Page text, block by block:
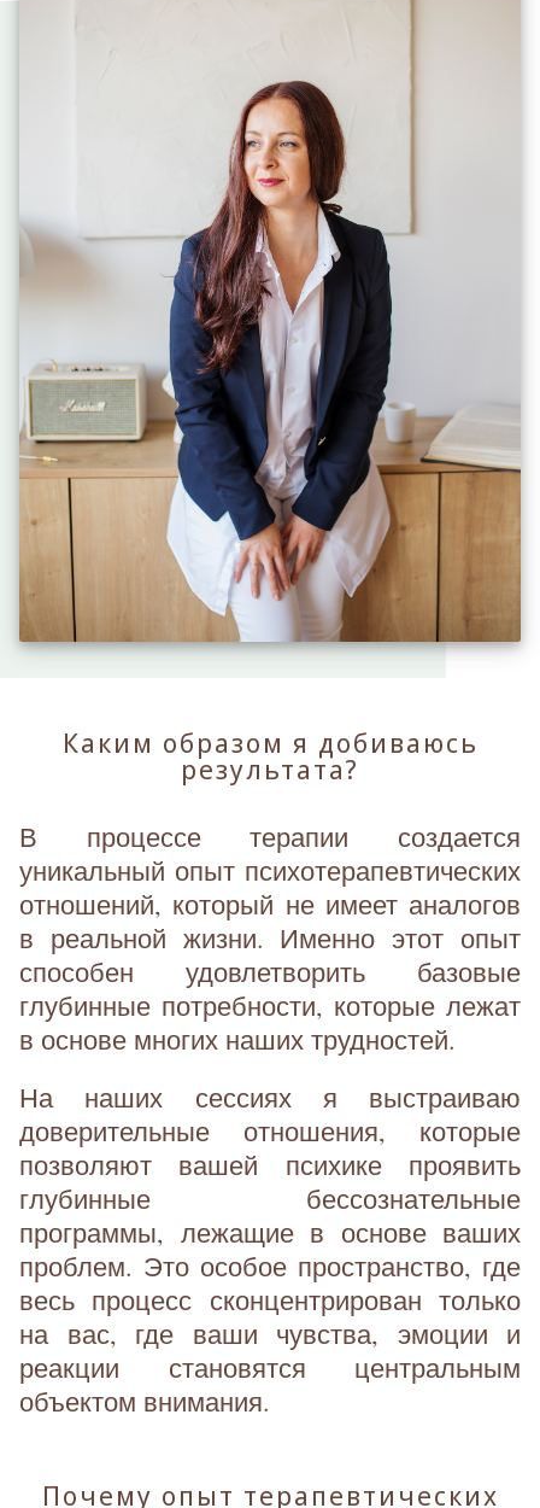
Каким образом я добиваюсь
результата?
В процессе терапии создается
уникальный опыт психотерапевтических
отношений, который не имеет аналогов
в реальной жизни. Именно этот опыт
способен удовлетворить базовые
глубинные потребности, которые лежат
в основе многих наших трудностей.
На наших сессиях я выстраиваю
доверительные отношения, которые
позволяют вашей психике проявить
глубинные бессознательные
программы, лежащие в основе ваших
проблем. Это особое пространство, где
весь процесс сконцентрирован только
на вас, где ваши чувства, эмоции и
реакции становятся центральным
объектом внимания.
Почему опыт терапевтических